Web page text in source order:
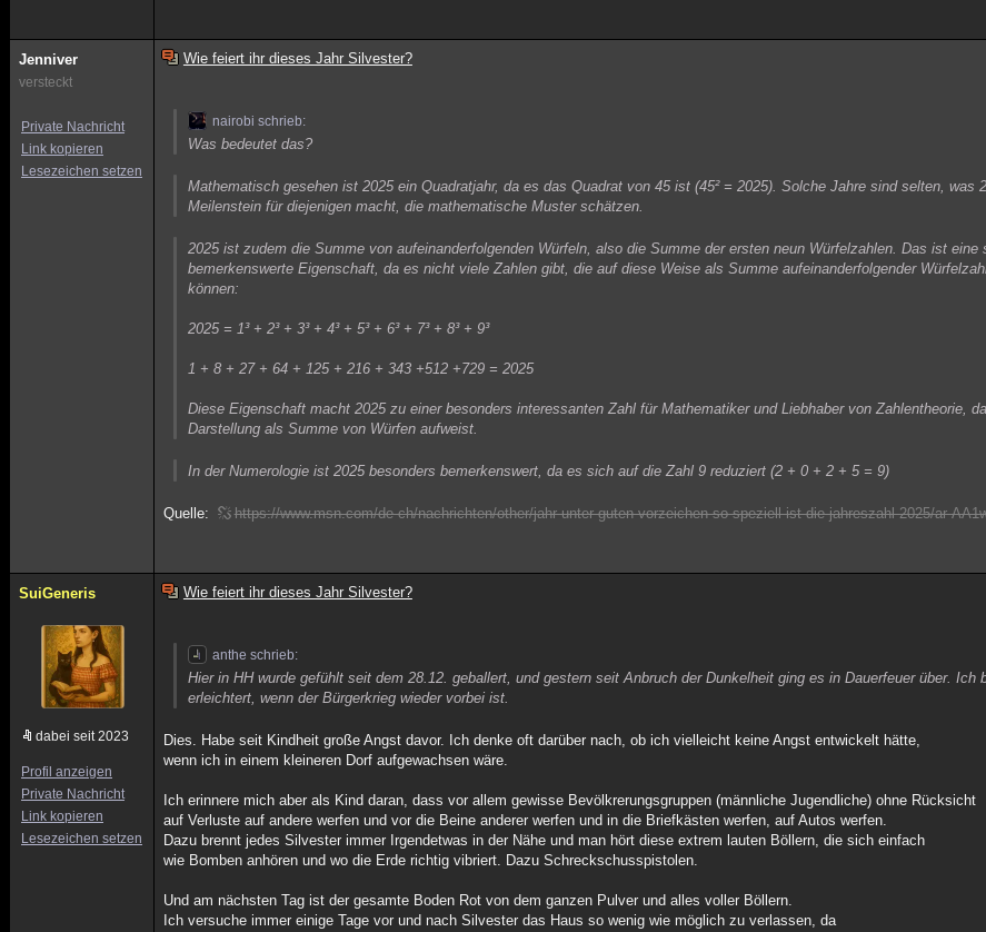
Jenniver
versteckt
Private Nachricht
Link kopieren
Lesezeichen setzen
Wie feiert ihr dieses Jahr Silvester?
nairobi schrieb:
Was bedeutet das?
Mathematisch gesehen ist 2025 ein Quadratjahr, da es das Quadrat von 45 ist (45² = 2025). Solche Jahre sind selten, was
Meilenstein für diejenigen macht, die mathematische Muster schätzen.
2025 ist zudem die Summe von aufeinanderfolgenden Würfeln, also die Summe der ersten neun Würfelzahlen. Das ist eine
bemerkenswerte Eigenschaft, da es nicht viele Zahlen gibt, die auf diese Weise als Summe aufeinanderfolgender
können:
2025 = 1³ + 2³ + 3³ + 4³ + 5³ + 6³ + 7³ + 8³ + 9³
1 + 8 + 27 + 64 + 125 + 216 + 343 +512 +729 = 2025
Diese Eigenschaft macht 2025 zu einer besonders interessanten Zahl für Mathematiker und Liebhaber von Zahlentheorie,
Darstellung als Summe von Würfen aufweist.
In der Numerologie ist 2025 besonders bemerkenswert, da es sich auf die Zahl 9 reduziert (2 + 0 + 2 + 5 = 9)
Quelle: https://www.msn.com/de-ch/nachrichten/other/jahr-unter-guten-vorzeichen-so-speziell-ist-die-jahreszahl-2025/ar-
SuiGeneris
dabei seit 2023
Profil anzeigen
Private Nachricht
Link kopieren
Lesezeichen setzen
Wie feiert ihr dieses Jahr Silvester?
anthe schrieb:
Hier in HH wurde gefühlt seit dem 28.12. geballert, und gestern seit Anbruch der Dunkelheit ging es in Dauerfeuer über. Ich
erleichtert, wenn der Bürgerkrieg wieder vorbei ist.
Dies. Habe seit Kindheit große Angst davor. Ich denke oft darüber nach, ob ich vielleicht keine Angst entwickelt hätte,
wenn ich in einem kleineren Dorf aufgewachsen wäre.
Ich erinnere mich aber als Kind daran, dass vor allem gewisse Bevölkrerungsgruppen (männliche Jugendliche) ohne Rücksicht
auf Verluste auf andere werfen und vor die Beine anderer werfen und in die Briefkästen werfen, auf Autos werfen.
Dazu brennt jedes Silvester immer Irgendetwas in der Nähe und man hört diese extrem lauten Böllern, die sich einfach
wie Bomben anhören und wo die Erde richtig vibriert. Dazu Schreckschusspistolen.
Und am nächsten Tag ist der gesamte Boden Rot von dem ganzen Pulver und alles voller Böllern.
Ich versuche immer einige Tage vor und nach Silvester das Haus so wenig wie möglich zu verlassen, da